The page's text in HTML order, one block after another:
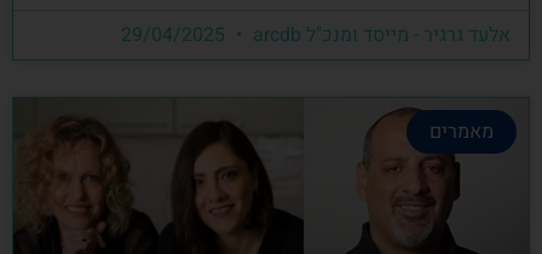
אלעד גרגיר - מייסד ומנכ"ל arcdb
מאמרים